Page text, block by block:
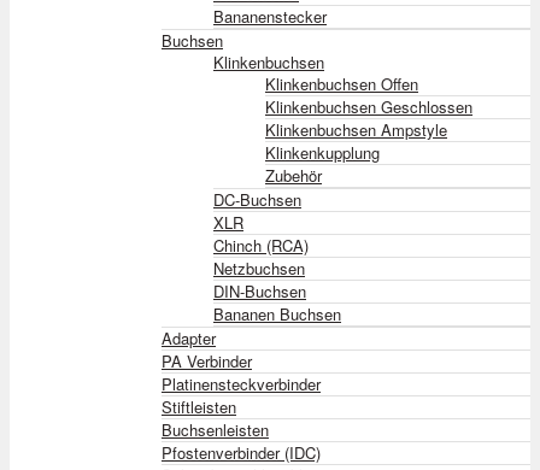
Bananenstecker
Buchsen
Klinkenbuchsen
Klinkenbuchsen Offen
Klinkenbuchsen Geschlossen
Klinkenbuchsen Ampstyle
Klinkenkupplung
Zubehör
DC-Buchsen
XLR
Chinch (RCA)
Netzbuchsen
DIN-Buchsen
Bananen Buchsen
Adapter
PA Verbinder
Platinensteckverbinder
Stiftleisten
Buchsenleisten
Pfostenverbinder (IDC)